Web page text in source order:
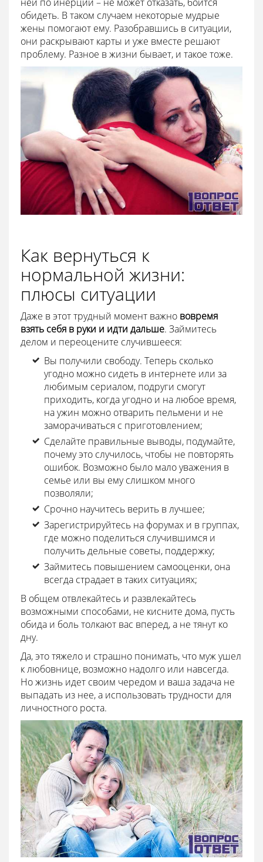
обидеть. В таком случаем некоторые мудрые
жены помогают ему. Разобравшись в ситуации,
они раскрывают карты и уже вместе решают
проблему. Разное в жизни бывает, и такое тоже.
Как вернуться к
нормальной жизни:
плюсы ситуации
Даже в этот трудный момент важно вовремя
взять себя в руки и идти дальше. Займитесь
делом и переоцените случившееся:
Вы получили свободу. Теперь сколько
угодно можно сидеть в интернете или за
любимым сериалом, подруги смогут
приходить, когда угодно и на любое время,
на ужин можно отварить пельмени и не
заморачиваться с приготовлением;
Сделайте правильные выводы, подумайте,
почему это случилось, чтобы не повторять
ошибок. Возможно было мало уважения в
семье или вы ему слишком много
позволяли;
Срочно научитесь верить в лучшее;
Зарегистрируйтесь на форумах и в группах,
где можно поделиться случившимся и
получить дельные советы, поддержку;
Займитесь повышением самооценки, она
всегда страдает в таких ситуациях;
В общем отвлекайтесь и развлекайтесь
возможными способами, не кисните дома, пусть
обида и боль толкают вас вперед, а не тянут ко
дну.
Да, это тяжело и страшно понимать, что муж ушел
к любовнице, возможно надолго или навсегда.
Но жизнь идет своим чередом и ваша задача не
выпадать из нее, а использовать трудности для
личностного роста.